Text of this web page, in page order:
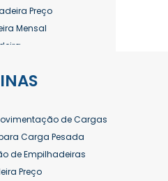
Preço
Mensal
Diária Valor
Elétrica Preço
Mensal
Preço
Valor
de Cargas
Carga Pesada
de Empilhadeiras
Preço